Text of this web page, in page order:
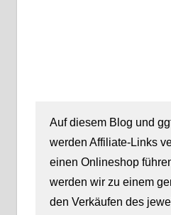
Auf diesem Blog und
werden Affiliate-Links
einen Onlineshop
werden wir zu einem
den Verkäufen des